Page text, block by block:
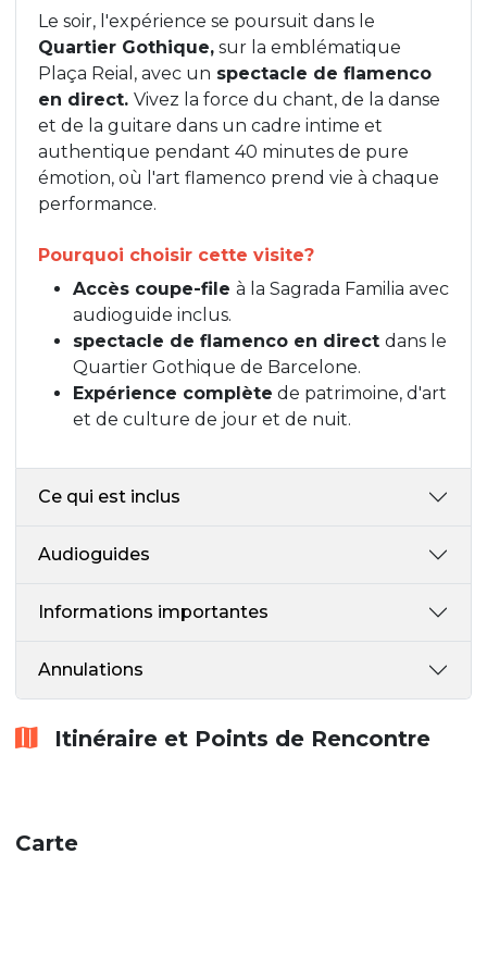
Le soir, l'expérience se poursuit dans le
Quartier Gothique, sur la emblématique
Plaça Reial, avec un spectacle de flamenco
en direct. Vivez la force du chant, de la danse
et de la guitare dans un cadre intime et
authentique pendant 40 minutes de pure
émotion, où l'art flamenco prend vie à chaque
performance.
Pourquoi choisir cette visite?
Accès coupe-file à la Sagrada Familia avec
audioguide inclus.
spectacle de flamenco en direct dans le
Quartier Gothique de Barcelone.
Expérience complète de patrimoine, d'art
et de culture de jour et de nuit.
Ce qui est inclus
Audioguides
Informations importantes
Annulations
Itinéraire et Points de Rencontre
Carte